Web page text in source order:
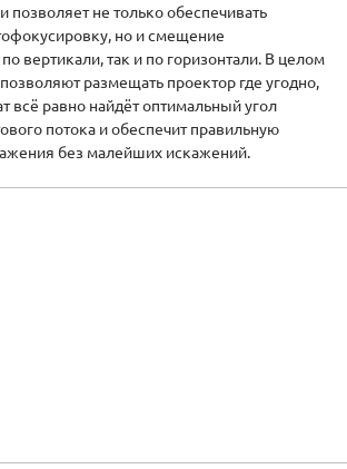
позволяет не только обеспечивать
но и смещение
вертикали, так и по горизонтали. В целом
размещать проектор где угодно,
всё равно найдёт оптимальный угол
потока и обеспечит правильную
без малейших искажений.